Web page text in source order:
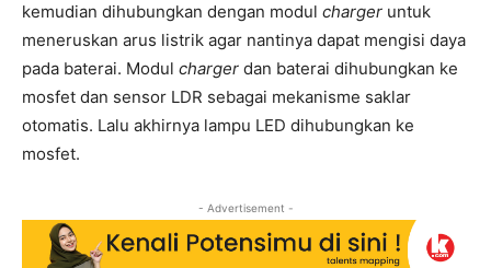
kemudian dihubungkan dengan modul charger untuk
meneruskan arus listrik agar nantinya dapat mengisi daya
pada baterai. Modul charger dan baterai dihubungkan ke
mosfet dan sensor LDR sebagai mekanisme saklar
otomatis. Lalu akhirnya lampu LED dihubungkan ke
mosfet.
- Advertisement -